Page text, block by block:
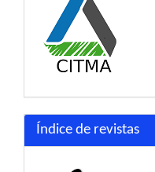
Índice de revistas